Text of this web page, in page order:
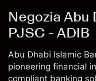
Negozia Abu
PJSC - ADIB
Abu Dhabi Islamic
pioneering financial
compliant banking